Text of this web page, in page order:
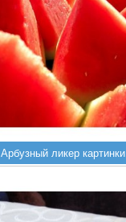
Арбузный ликер картинки